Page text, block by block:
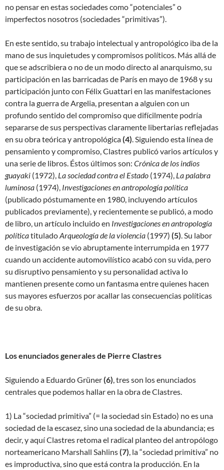
no pensar en estas sociedades como “potenciales” o
imperfectos nosotros (sociedades “primitivas”).
En este sentido, su trabajo intelectual y antropológico iba de la
mano de sus inquietudes y compromisos políticos. Más allá de
que se adscribiera o no de un modo directo al anarquismo, su
participación en las barricadas de París en mayo de 1968 y su
participación junto con Félix Guattari en las manifestaciones
contra la guerra de Argelia, presentan a alguien con un
profundo sentido del compromiso que difícilmente podría
separarse de sus perspectivas claramente libertarias reflejadas
en su obra teórica y antropológica(4). Siguiendo esta línea de
pensamiento y compromiso, Clastres publicó varios artículos y
una serie de libros. Éstos últimos son: Crónica de los indios
guayaki (1972), La sociedad contra el Estado (1974), La palabra
luminosa (1974), Investigaciones en antropología política
(publicado póstumamente en 1980, incluyendo artículos
publicados previamente), y recientemente se publicó, a modo
de libro, un artículo incluido en Investigaciones en antropología
políticatituladoArqueología de la violencia (1997) (5). Su labor
de investigación se vio abruptamente interrumpida en 1977
cuando un accidente automovilístico acabó con su vida, pero
su disruptivo pensamiento y su personalidad activa lo
mantienen presente como un fantasma entre quienes hacen
sus mayores esfuerzos por acallar las consecuencias políticas
de su obra.
Los enunciados generales de Pierre Clastres
Siguiendo a Eduardo Grüner(6), tres son los enunciados
centrales que podemos hallar en la obra de Clastres.
1) La “sociedad primitiva” (= la sociedad sin Estado) no es una
sociedad de la escasez, sino una sociedad de la abundancia; es
decir, y aquí Clastres retoma el radical planteo del antropólogo
norteamericano Marshall Sahlins(7), la “sociedad primitiva” no
es improductiva, sino que está contra la producción. En la